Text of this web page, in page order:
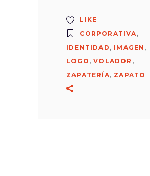
LIKE
CORPORATIVA,
IDENTIDAD , IMAGEN ,
LOGO ,VOLADOR ,
ZAPATERÍA, ZAPATO